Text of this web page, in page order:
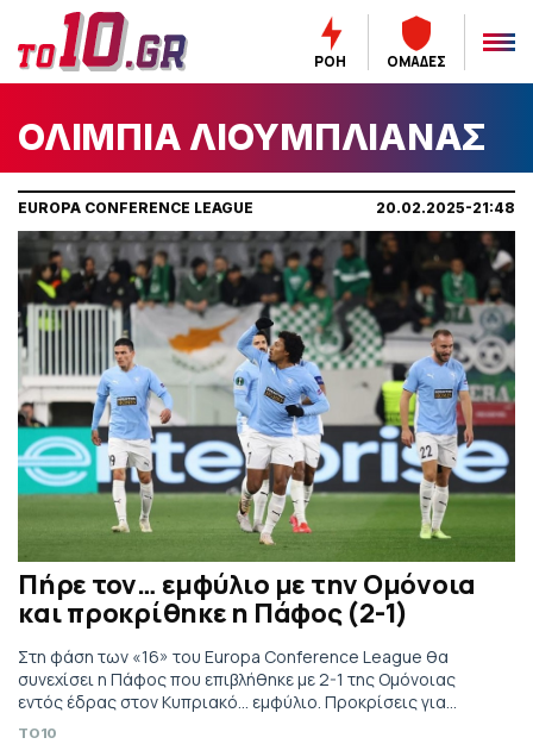
ΡΟΗ ΟΜΑΔΕΣ
ΟΛΙΜΠΙΑ ΛΙΟΥΜΠΛΙΑΝΑΣ
EUROPA CONFERENCE LEAGUE 20.02.2025-21:48
Πήρε τον… εμφύλιο με την Ομόνοια
και προκρίθηκε η Πάφος (2-1)
Στη φάση των «16» του Europa Conference League θα
συνεχίσει η Πάφος που επιβλήθηκε με 2-1 της Ομόνοιας
εντός έδρας στον Κυπριακό... εμφύλιο. Προκρίσεις για
Μπέτις, Κοπεγχάγη και Μπόρατς.
TO10